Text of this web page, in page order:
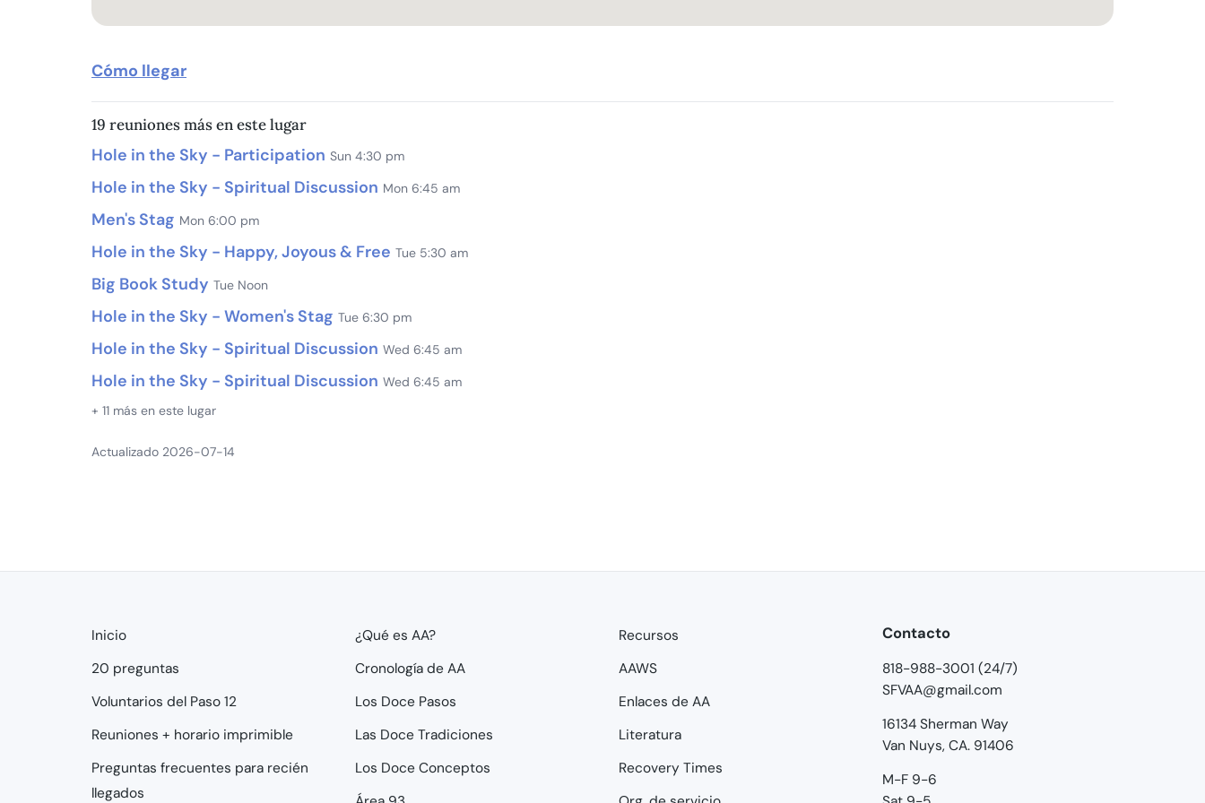
Cómo llegar
19 reuniones más en este lugar
Hole in the Sky - Participation Sun 4:30 pm
Hole in the Sky - Spiritual Discussion Mon 6:45 am
Men's Stag Mon 6:00 pm
Hole in the Sky - Happy, Joyous & Free Tue 5:30 am
Big Book Study Tue Noon
Hole in the Sky - Women's Stag Tue 6:30 pm
Hole in the Sky - Spiritual Discussion Wed 6:45 am
Hole in the Sky - Spiritual Discussion Wed 6:45 am
+ 11 más en este lugar
Actualizado 2026-07-14
Inicio
20 preguntas
Voluntarios del Paso 12
Reuniones + horario imprimible
Preguntas frecuentes para recién
llegados
¿Qué es AA?
Cronología de AA
Los Doce Pasos
Las Doce Tradiciones
Los Doce Conceptos
Recursos
AAWS
Enlaces de AA
Literatura
Recovery Times
Contacto
818-988-3001 (24/7)
SFVAA@gmail.com
16134 Sherman Way
Van Nuys, CA. 91406
M-F 9-6